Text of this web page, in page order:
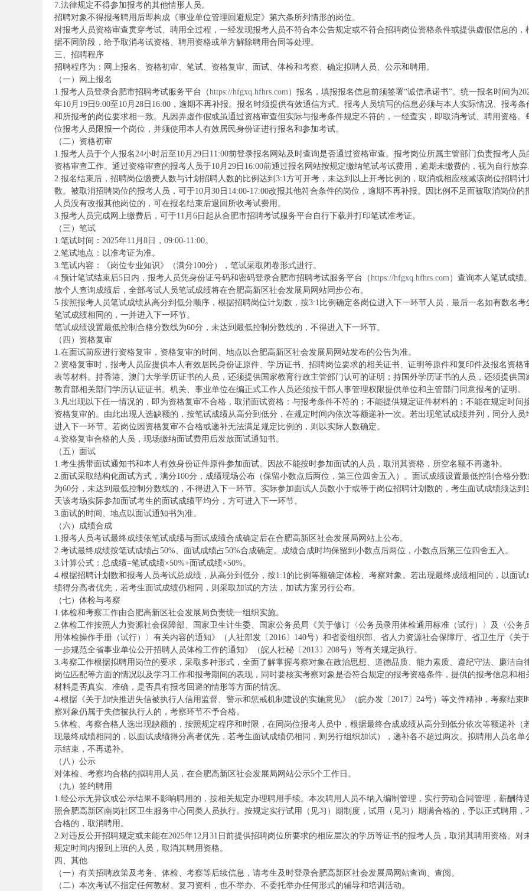
7.法律规定不得参加报考的其他情形人员。
招聘对象不得报考聘用后即构成《事业单位管理回避规定》第六条所列情形的岗位。
对报考人员资格审查贯穿考试、聘用全过程，一经发现报考人员不符合本公告规定或不符合招聘岗位资格条件或提供虚假信息的，
据不同阶段，给予取消考试资格、聘用资格或单方解除聘用合同等处理。
三、招聘程序
招聘程序为：网上报名、资格初审、笔试、资格复审、面试、体检和考察、确定拟聘人员、公示和聘用。
（一）网上报名
1.报考人员登录合肥市招聘考试服务平台（https://hfgxq.hfhrs.com）报名，填报报名信息前须签署“诚信承诺书”。统一报名时间为
年10月19日9:00至10月28日16:00，逾期不再补报。报名时须提供有效通信方式。报考人员填写的信息必须与本人实际情况、报考条
和所报考的岗位要求相一致。凡因弄虚作假或虽通过资格审查但实际与报考条件规定不符的，一经查实，即取消考试、聘用资格。
位报考人员限报一个岗位，并须使用本人有效居民身份证进行报名和参加考试。
（二）资格初审
1.报考人员于个人报名24小时后至10月29日11:00前登录报名网站及时查询是否通过资格审查。报考岗位所属主管部门负责报考人员
资格审查工作。通过资格审查的报考人员于10月29日16:00前通过报名网站按规定缴纳笔试考试费用，逾期未缴费的，视为自行放弃
2.报名结束后，招聘岗位缴费人数与计划招聘人数的比例达到3:1方可开考，未达到以上开考比例的，取消或相应核减该岗位招聘计
数。被取消招聘岗位的报考人员，可于10月30日14:00-17:00改报其他符合条件的岗位，逾期不再补报。因比例不足而被取消岗位的
人员没有改报其他岗位的，可在报名结束后退回所收考试费用。
3.报考人员完成网上缴费后，可于11月6日起从合肥市招聘考试服务平台自行下载并打印笔试准考证。
（三）笔试
1.笔试时间：2025年11月8日，09:00-11:00。
2.笔试地点：以准考证为准。
3.笔试内容：《岗位专业知识》（满分100分），笔试采取闭卷形式进行。
4.预计笔试结束后5日内，报考人员凭身份证号码和密码登录合肥市招聘考试服务平台（https://hfgxq.hfhrs.com）查询本人笔试成绩
放个人查询成绩后，全部考试人员笔试成绩将在合肥高新区社会发展局网站同步公布。
5.按照报考人员笔试成绩从高分到低分顺序，根据招聘岗位计划数，按3:1比例确定各岗位进入下一环节人员，最后一名如有数名考
笔试成绩相同的，一并进入下一环节。
笔试成绩设置最低控制合格分数线为60分，未达到最低控制分数线的，不得进入下一环节。
（四）资格复审
1.在面试前应进行资格复审，资格复审的时间、地点以合肥高新区社会发展局网站发布的公告为准。
2.资格复审时，报考人员应提供本人有效居民身份证原件、学历证书、招聘岗位要求的相关证书、证明等原件和复印件及报名资格
表等材料。持香港、澳门大学学历证书的人员，还须提供国家教育行政主管部门认可的证明；持国外学历证书的人员，还须提供国
教育部相关部门学历认证证书。机关、事业单位在编正式工作人员还须按干部人事管理权限提供单位和主管部门同意报考的证明。
3.凡出现以下任一情况的，即为资格复审不合格，取消面试资格：与报考条件不符的；不能提供规定证件材料的；不能在规定时间
资格复审的。由此出现人选缺额的，按笔试成绩从高分到低分，在规定时间内依次等额递补一次。若出现笔试成绩并列，同分人员
进入下一环节。若岗位因资格复审不合格或递补无法满足规定比例的，则以实际人数确定。
4.资格复审合格的人员，现场缴纳面试费用后发放面试通知书。
（五）面试
1.考生携带面试通知书和本人有效身份证件原件参加面试。因故不能按时参加面试的人员，取消其资格，所空名额不再递补。
2.面试采取结构化面试方式，满分100分，成绩现场公布（保留小数点后两位，第三位四舍五入）。面试成绩设置最低控制合格分
为60分，未达到最低控制分数线的，不得进入下一环节。实际参加面试人员数小于或等于岗位招聘计划数的，考生面试成绩须达到
天该考场实际参加面试考生的面试成绩平均分，方可进入下一环节。
3.面试的时间、地点以面试通知书为准。
（六）成绩合成
1.报考人员考试最终成绩依笔试成绩与面试成绩合成确定后在合肥高新区社会发展局网站上公布。
2.考试最终成绩按笔试成绩占50%、面试成绩占50%合成确定。成绩合成时均保留到小数点后两位，小数点后第三位四舍五入。
3.计算公式：总成绩=笔试成绩×50%+面试成绩×50%。
4.根据招聘计划数和报考人员考试总成绩，从高分到低分，按1:1的比例等额确定体检、考察对象。若出现最终成绩相同的，以面试
绩得分高者优先，若考生面试成绩仍相同，则采取加试的方法，加试方案另行公布。
（七）体检与考察
1.体检和考察工作由合肥高新区社会发展局负责统一组织实施。
2.体检工作按照人力资源社会保障部、国家卫生计生委、国家公务员局《关于修订〈公务员录用体检通用标准（试行）〉及〈公务
用体检操作手册（试行）〉有关内容的通知》（人社部发〔2016〕140号）和省委组织部、省人力资源社会保障厅、省卫生厅《关
一步规范全省事业单位公开招聘人员体检工作的通知》（皖人社秘〔2013〕208号）等有关规定执行。
3.考察工作根据拟聘用岗位的要求，采取多种形式，全面了解掌握考察对象在政治思想、道德品质、能力素质、遵纪守法、廉洁自律
岗位匹配等方面的情况以及学习工作和报考期间的表现，同时要核实考察对象是否符合规定的报考资格条件，提供的报考信息和相
材料是否真实、准确，是否具有报考回避的情形等方面的情况。
4.根据《关于加快推进失信被执行人信用监督、警示和惩戒机制建设的实施意见》（皖办发〔2017〕24号）等文件精神，考察结束
察对象仍属于失信被执行人的，考察环节不予合格。
5.体检、考察合格人选出现缺额的，按照规定程序和时限，在同岗位报考人员中，根据最终合成成绩从高分到低分依次等额递补（
现最终成绩相同的，以面试成绩得分高者优先，若考生面试成绩仍相同，则另行组织加试），递补各不超过两次。拟聘用人员名单
示结束，不再递补。
（八）公示
对体检、考察均合格的拟聘用人员，在合肥高新区社会发展局网站公示5个工作日。
（九）签约聘用
1.经公示无异议或公示结果不影响聘用的，按相关规定办理聘用手续。本次聘用人员不纳入编制管理，实行劳动合同管理，薪酬待
照合肥高新区南岗社区卫生服务中心同类人员执行。按规定实行试用（见习）期制度，试用（见习）期满合格的，予以正式聘用，
合格的，取消聘用。
2.对违反公开招聘规定或未能在2025年12月31日前提供招聘岗位所要求的相应层次的学历等证书的报考人员，取消其聘用资格。对
规定时间内报到上班的人员，取消其聘用资格。
四、其他
（一）有关招聘政策及考务、体检、考察等后续信息，请考生及时登录合肥高新区社会发展局网站查询、查阅。
（二）本次考试不指定任何教材、复习资料，也不举办、不委托举办任何形式的辅导和培训活动。